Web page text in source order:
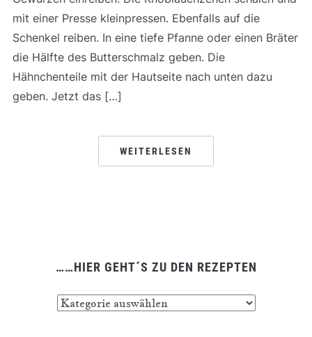
……HIER GEHT´S ZU DEN REZEPTEN
mit einer Presse kleinpressen. Ebenfalls auf die
Schenkel reiben. In eine tiefe Pfanne oder einen Bräter
die Hälfte des Butterschmalz geben. Die
Hähnchenteile mit der Hautseite nach unten dazu
geben. Jetzt das […]
WEITERLESEN